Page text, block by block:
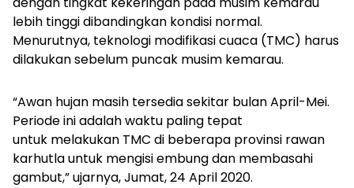
lebih tinggi dibandingkan kondisi normal.
Menurutnya, teknologi modifikasi cuaca (TMC) harus
dilakukan sebelum puncak musim kemarau.
“Awan hujan masih tersedia sekitar bulan April-Mei.
Periode ini adalah waktu paling tepat
untuk melakukan TMC di beberapa provinsi rawan
karhutla untuk mengisi embung dan membasahi
gambut,” ujarnya, Jumat, 24 April 2020.